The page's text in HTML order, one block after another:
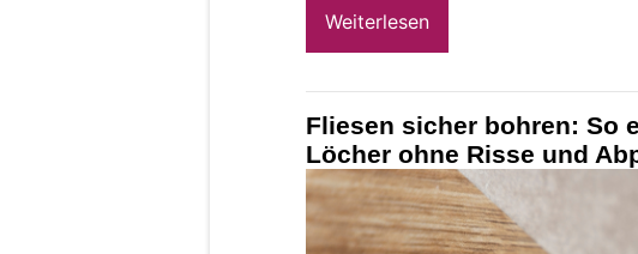
Weiterlesen
Fliesen sicher bohren: So
Löcher ohne Risse und